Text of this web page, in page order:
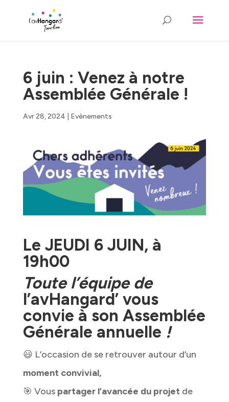
6 juin : Venez à notre
Assemblée Générale !
Avr 28, 2024 Evènements
Le JEUDI 6 JUIN, à
19h00
Toute l’équipe de
l’avHangard’vous
convie à son Assemblée
Générale annuelle !
😃 L’occasion de se retrouver autour d’un
moment convivial,
🎯 Vous partager l’avancée du projet de